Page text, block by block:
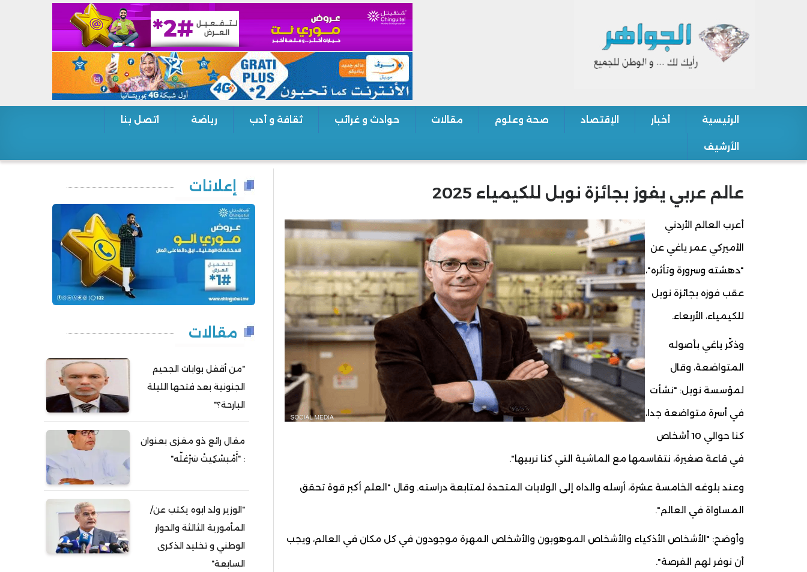
Main navigation
الرئيسية أخبار الإقتصاد صحة وعلوم مقالات حوادث و غرائب ثقافة و أدب رياضة اتصل بنا
الأرشيف
عالم عربي يفوز بجائزة نوبل للكيمياء 2025
أعرب العالم الأردني
الأميركي عمر ياغي عن
"دهشته وسرورة وتأثره"،
عقب فوزه بجائزة نوبل
للكيمياء، الأربعاء.
وذكّر ياغي بأصوله
المتواضعة، وقال
لمؤسسة نوبل: "نشأت
في أسرة متواضعة جدا،
كنا حوالي 10 أشخاص
في قاعة صغيرة، نتقاسمها مع الماشية التي كنا نربيها".
وعند بلوغه الخامسة عشرة، أرسله والداه إلى الولايات المتحدة لمتابعة دراسته. وقال "العلم أكبر قوة تحقق
المساواة في العالم".
وأوضح: "الأشخاص الأذكياء والأشخاص الموهوبون والأشخاص المهرة موجودون في كل مكان في العالم، ويجب
أن نوفر لهم الفرصة".
إعلانات
مقالات
"من أقفل بوابات الجحيم
الجنونية بعد فتحها الليلة
البارحة؟"
مقال رائع ذو مغزى بعنوان
: "أَمْبسْكِيتْ سَرْغلّه"
"الوزير ولد ابوه يكتب عن/
المأمورية الثالثة والحوار
الوطني و تخليد الذكرى
السابعة"